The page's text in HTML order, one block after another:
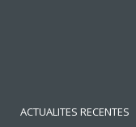
ACTUALITES RECENTES